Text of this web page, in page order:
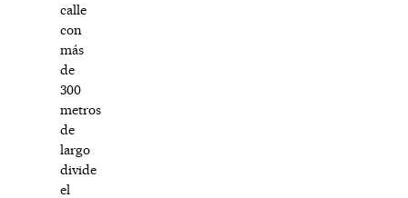
calle
con
más
de
300
metros
de
largo
divide
el